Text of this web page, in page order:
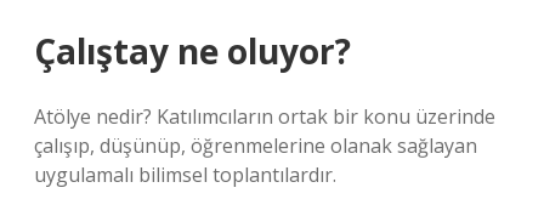
Çalıştay ne oluyor?
Atölye nedir? Katılımcıların ortak bir konu üzerinde
çalışıp, düşünüp, öğrenmelerine olanak sağlayan
uygulamalı bilimsel toplantılardır.